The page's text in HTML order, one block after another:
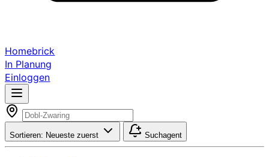
Homebrick
In Planung
Einloggen
Sortieren: Neueste zuerst Suchagent